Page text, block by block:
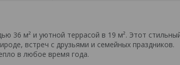
36 м² и уютной террасой в 19 м². Этот
встреч с друзьями и семейных праздников.
в любое время года.